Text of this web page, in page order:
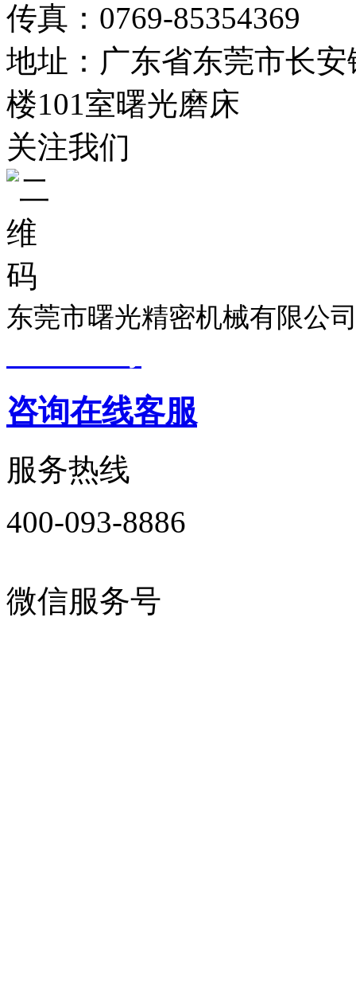
传真：0769-85354369
地址：广东省东莞市长
楼101室曙光磨床
关注我们
东莞市曙光精密机械有限公
咨询在线客服
服务热线
400-093-8886
微信服务号